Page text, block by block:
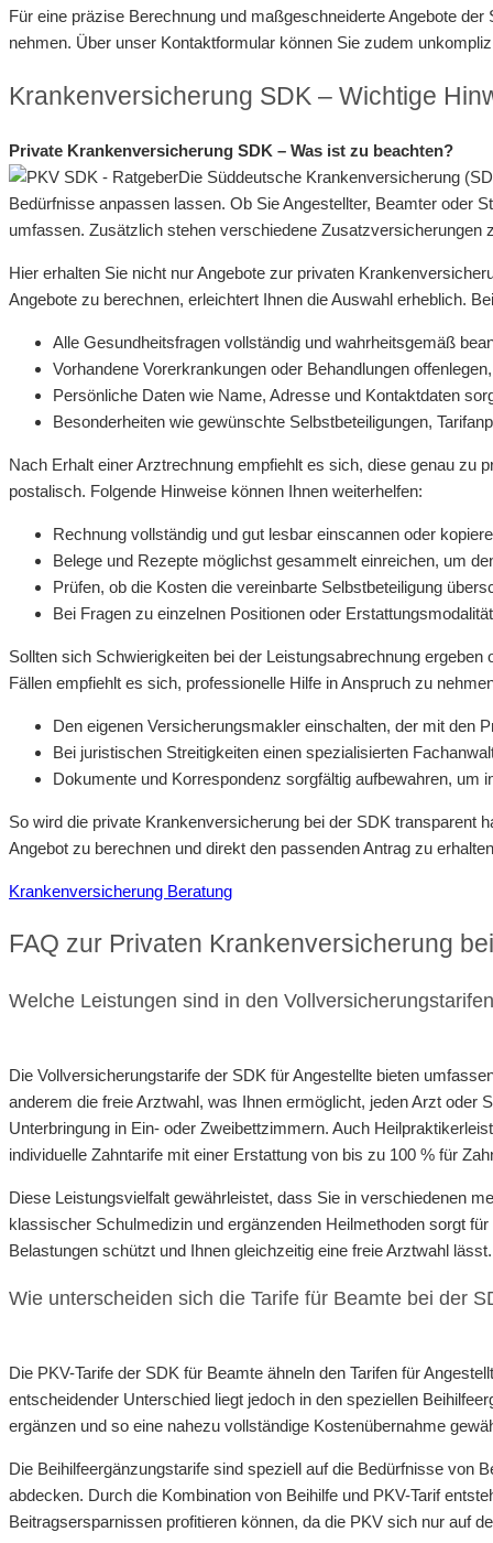
Für eine präzise Berechnung und maßgeschneiderte Angebote
nehmen. Über unser Kontaktformular können Sie zudem
Krankenversicherung SDK – Wichtige
Private Krankenversicherung SDK – Was ist zu beachten?
Die Süddeutsche Krankenversicherung
Bedürfnisse anpassen lassen. Ob Sie Angestellter, Beamter oder
umfassen. Zusätzlich stehen verschiedene Zusatzversicherungen
Hier erhalten Sie nicht nur Angebote zur privaten
Angebote zu berechnen, erleichtert Ihnen die Auswahl erheblich.
Alle Gesundheitsfragen vollständig und wahrheitsgemäß
Vorhandene Vorerkrankungen oder Behandlungen
Persönliche Daten wie Name, Adresse und Kontaktdaten
Besonderheiten wie gewünschte Selbstbeteiligungen,
Nach Erhalt einer Arztrechnung empfiehlt es sich, diese genau zu
postalisch. Folgende Hinweise können Ihnen weiterhelfen:
Rechnung vollständig und gut lesbar einscannen oder
Belege und Rezepte möglichst gesammelt einreichen, um
Prüfen, ob die Kosten die vereinbarte Selbstbeteiligung
Bei Fragen zu einzelnen Positionen oder
Sollten sich Schwierigkeiten bei der Leistungsabrechnung
Fällen empfiehlt es sich, professionelle Hilfe in Anspruch zu
Den eigenen Versicherungsmakler einschalten, der mit den
Bei juristischen Streitigkeiten einen spezialisierten
Dokumente und Korrespondenz sorgfältig aufbewahren, um
So wird die private Krankenversicherung bei der SDK transparent
Angebot zu berechnen und direkt den passenden Antrag zu
Krankenversicherung Beratung
FAQ zur Privaten Krankenversicherung
Welche Leistungen sind in den
Die Vollversicherungstarife der SDK für Angestellte bieten
anderem die freie Arztwahl, was Ihnen ermöglicht, jeden Arzt
Unterbringung in Ein- oder Zweibettzimmern. Auch
individuelle Zahntarife mit einer Erstattung von bis zu 100 % für
Diese Leistungsvielfalt gewährleistet, dass Sie in verschiedenen
klassischer Schulmedizin und ergänzenden Heilmethoden sorgt
Belastungen schützt und Ihnen gleichzeitig eine freie Arztwahl lässt.
Wie unterscheiden sich die Tarife für Beamte bei der
Die PKV-Tarife der SDK für Beamte ähneln den Tarifen für
entscheidender Unterschied liegt jedoch in den speziellen
ergänzen und so eine nahezu vollständige Kostenübernahme
Die Beihilfeergänzungstarife sind speziell auf die Bedürfnisse von
abdecken. Durch die Kombination von Beihilfe und PKV-Tarif
Beitragsersparnissen profitieren können, da die PKV sich nur auf